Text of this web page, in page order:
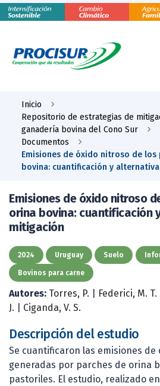
Inicio
Repositorio de estrategias de
ganadería bovina del Cono Sur
Documentos
Emisiones de óxido nitroso de los
bovina: cuantificación y
Emisiones de óxido nitroso
orina bovina: cuantificación
mitigación
2024 Uruguay Suelo
Bovinos para carne
Autores: Torres, P. Federici, M. T.
J.
Ciganda, V. S.
Descripción del estudio
Se cuantificaron las emisiones de
generadas por parches de orina
pastoriles. El estudio, realizado